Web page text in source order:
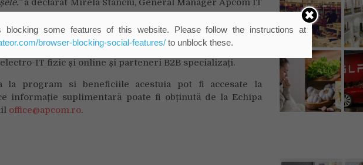
Apple în România începând din 1994. În prezent,
autorizați, inclusiv magazine Apple Premium
IT fizic și online și parteneri B2B specializați.
la program si beneficiile acestuia pot fi accesate la
informație suplimentară poate fi obținută de la Echipa
office@apcom.ro.
blocking some features of this website. Please follow the instructions at
browser-blocking-social-features/to unblock these.